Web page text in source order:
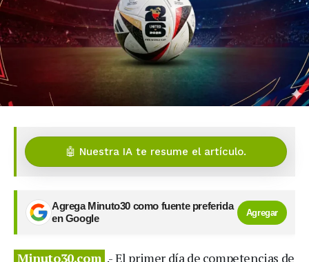
🤖 Nuestra IA te resume el artículo.
Agrega Minuto30 como fuente preferida
en Google
Agregar
Minuto30.com .- El primer día de competencias de